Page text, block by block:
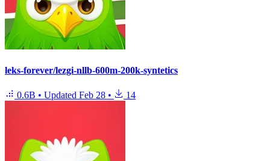
leks-forever/lezgi-nllb-600m-200k-syntetics
0.6B • Updated Feb 28 • 14